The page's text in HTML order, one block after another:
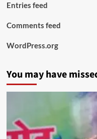
Entries feed
Comments feed
WordPress.org
You may have